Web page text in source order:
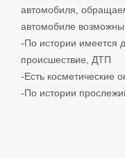
автомобиля,
автомобиле
-По истории имеется
происшествие, ДТП
-Есть косметические
-По истории